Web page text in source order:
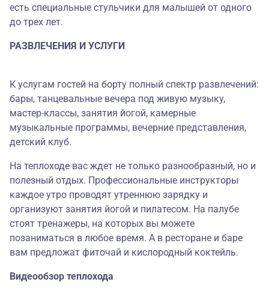
есть специальные стульчики для малышей от одного
до трех лет.
РАЗВЛЕЧЕНИЯ И УСЛУГИ
К услугам гостей на борту полный спектр развлечений:
бары, танцевальные вечера под живую музыку,
мастер-классы, занятия йогой, камерные
музыкальные программы, вечерние представления,
детский клуб.
На теплоходе вас ждет не только разнообразный, но и
полезный отдых. Профессиональные инструкторы
каждое утро проводят утреннюю зарядку и
организуют занятия йогой и пилатесом. На палубе
стоят тренажеры, на которых вы можете
позаниматься в любое время. А в ресторане и баре
вам предложат фиточай и кислородный коктейль.
Видеообзор теплохода